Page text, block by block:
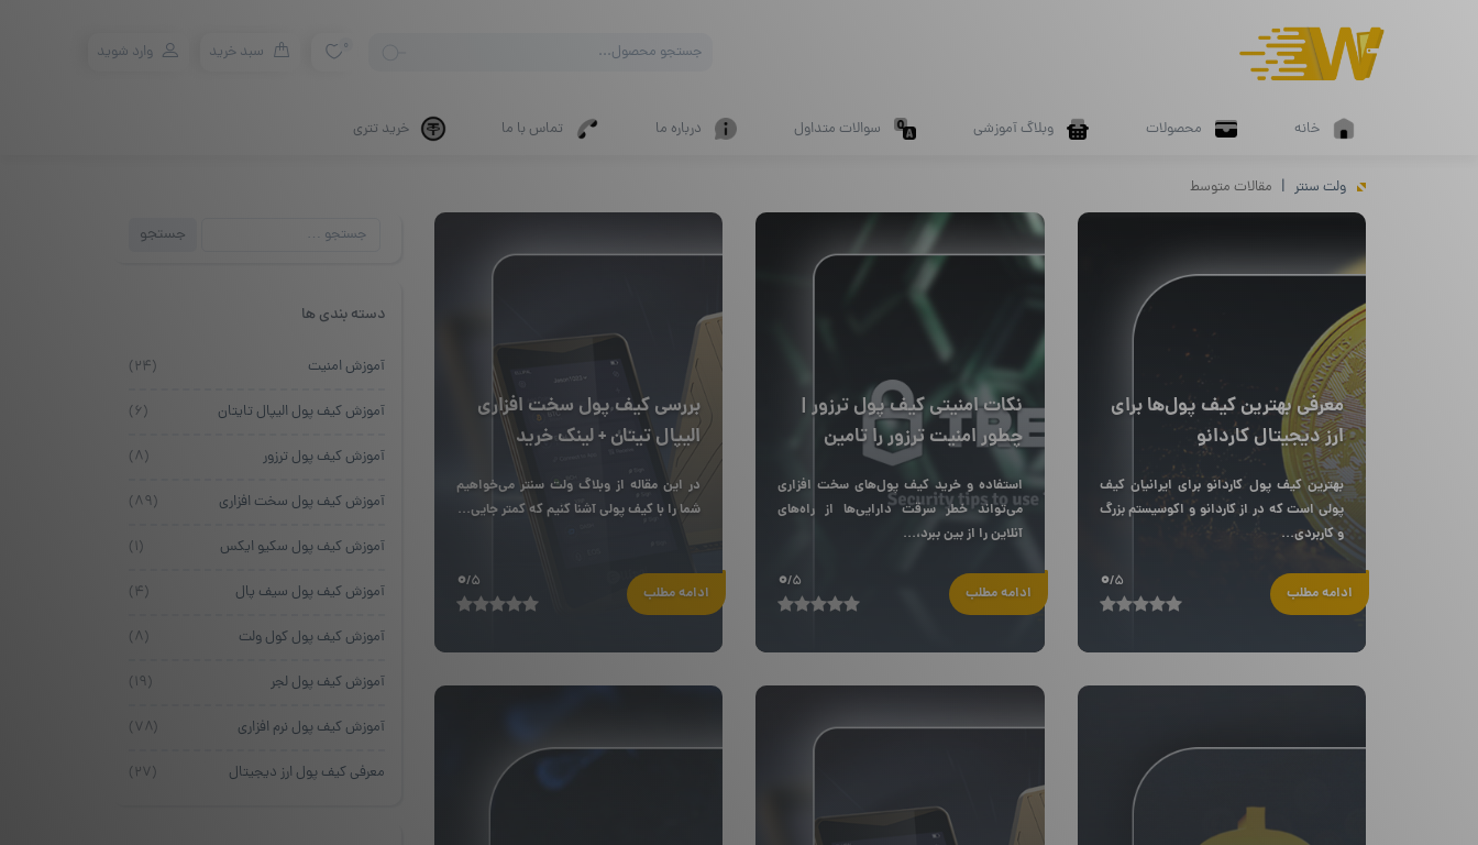
search
0 سبد خرید وارد شوید
خانه محصولات وبلاگ آموزشی سوالات متداول درباره ما تماس با ما خرید تتری
ولت سنتر مقالات متوسط
معرفی بهترین کیف پول‌ها برای
ارز دیجیتال کاردانو
بهترین کیف پول کاردانو برای ایرانیان کیف
پولی است که در از کاردانو و اکوسیستم بزرگ
و کاربردی...
ادامه مطلب 0/5
نکات امنیتی کیف پول ترزور |
چطور امنیت ترزور را تامین
کنیم؟
استفاده و خرید کیف پول‌های سخت افزاری
می‌تواند خطر سرقت دارایی‌ها از راه‌های
آنلاین را از بین ببرد،...
ادامه مطلب 0/5
بررسی کیف پول سخت افزاری
الیپال تیتان + لینک خرید
در این مقاله از وبلاگ ولت سنتر می‌خواهیم
شما را با کیف پولی آشنا کنیم که کمتر جایی...
ادامه مطلب 0/5
جستجو
جستجو
دسته بندی ها
آموزش امنیت (۲۴)
آموزش کیف پول الیپال تایتان (۶)
آموزش کیف پول ترزور (۸)
آموزش کیف پول سخت افزاری (۸۹)
آموزش کیف پول سکیو ایکس (۱)
آموزش کیف پول سیف پال (۴)
آموزش کیف پول کول ولت (۸)
آموزش کیف پول لجر (۱۹)
آموزش کیف پول نرم افزاری (۷۸)
معرفی کیف پول ارز دیجیتال (۲۷)